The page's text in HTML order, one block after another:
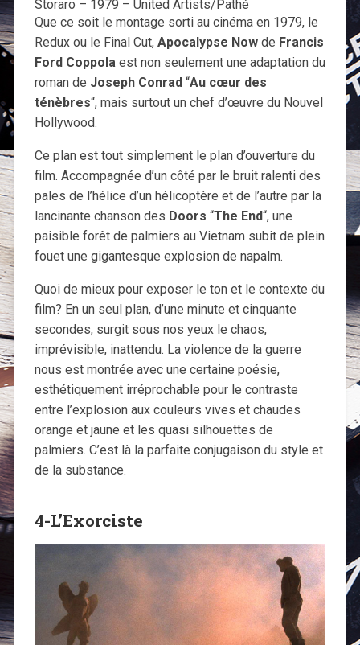
Storaro – 1979 – United Artists/Pathé
Que ce soit le montage sorti au cinéma en 1979, le
Redux ou le Final Cut, Apocalypse Nowde Francis
Ford Coppolaest non seulement une adaptation du
roman de Joseph Conrad“Au cœur des
ténèbres“, mais surtout un chef d’œuvre du Nouvel
Hollywood.
Ce plan est tout simplement le plan d’ouverture du
film. Accompagnée d’un côté par le bruit ralenti des
pales de l’hélice d’un hélicoptère et de l’autre par la
lancinante chanson des Doors “The End“, une
paisible forêt de palmiers au Vietnam subit de plein
fouet une gigantesque explosion de napalm.
Quoi de mieux pour exposer le ton et le contexte du
film? En un seul plan, d’une minute et cinquante
secondes, surgit sous nos yeux le chaos,
imprévisible, inattendu. La violence de la guerre
nous est montrée avec une certaine poésie,
esthétiquement irréprochable pour le contraste
entre l’explosion aux couleurs vives et chaudes
orange et jaune et les quasi silhouettes de
palmiers. C’est là la parfaite conjugaison du style et
de la substance.
4-L’Exorciste